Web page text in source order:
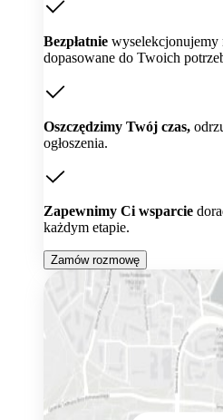
Bezpłatnie wyselekcjonujemy
dopasowane do Twoich
Oszczędzimy Twój czas,
ogłoszenia.
Zapewnimy Ci wsparcie
każdym etapie.
Zamów rozmowę